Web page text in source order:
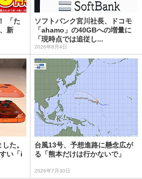
「た
新
ソフトバンク宮川社長、ドコモ
「ahamo」の40GBへの増量に
「現時点では追従し...
2026年8月4日
た。
い「i
台風13号、予想進路に懸念広が
る「熊本だけは行かないで」
2026年7月30日